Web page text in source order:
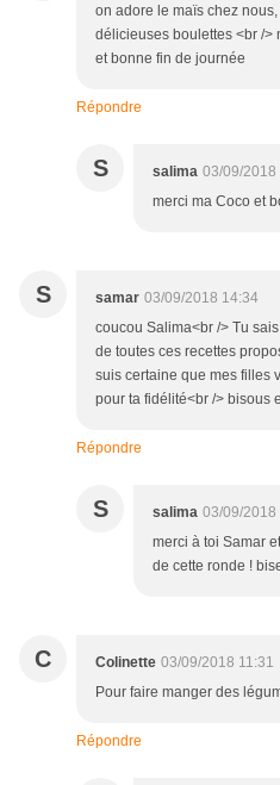
on adore le maïs chez
délicieuses boulettes <br />
et bonne fin de journée
Répondre
S salima 03/09/2018
merci ma Coco et
S samar 03/09/2018 14:34
coucou Salima<br /> Tu
de toutes ces recettes
suis certaine que mes filles
pour ta fidélité<br /> bisous
Répondre
S salima 03/09/2018
merci à toi Samar
de cette ronde !
C Colinette 03/09/2018 11:31
Pour faire manger des
Répondre